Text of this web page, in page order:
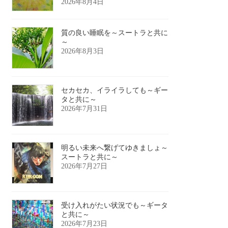
2026年8月4日
質の良い睡眠を～スートラと共に
～
2026年8月3日
セカセカ、イライラしても～ギー
タと共に～
2026年7月31日
明るい未来へ繋げてゆきましょ～
スートラと共に～
2026年7月27日
受け入れがたい状況でも～ギータ
と共に～
2026年7月23日